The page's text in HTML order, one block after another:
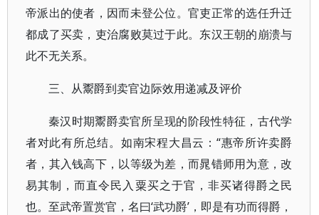
帝派出的使者，因而未登公位。官吏正常的选任升迁
都成了买卖，吏治腐败莫过于此。东汉王朝的崩溃与
此不无关系。
三、从鬻爵到卖官边际效用递减及评价
秦汉时期鬻爵卖官所呈现的阶段性特征，古代学
者对此有所总结。如南宋程大昌云：“惠帝所许卖爵
者，其入钱高下，以等级为差，而晁错师用为意，改
易其制，而直令民入粟买之于官，非买诸得爵之民
也。至武帝置赏官，名曰‘武功爵’，即是有功而得爵，